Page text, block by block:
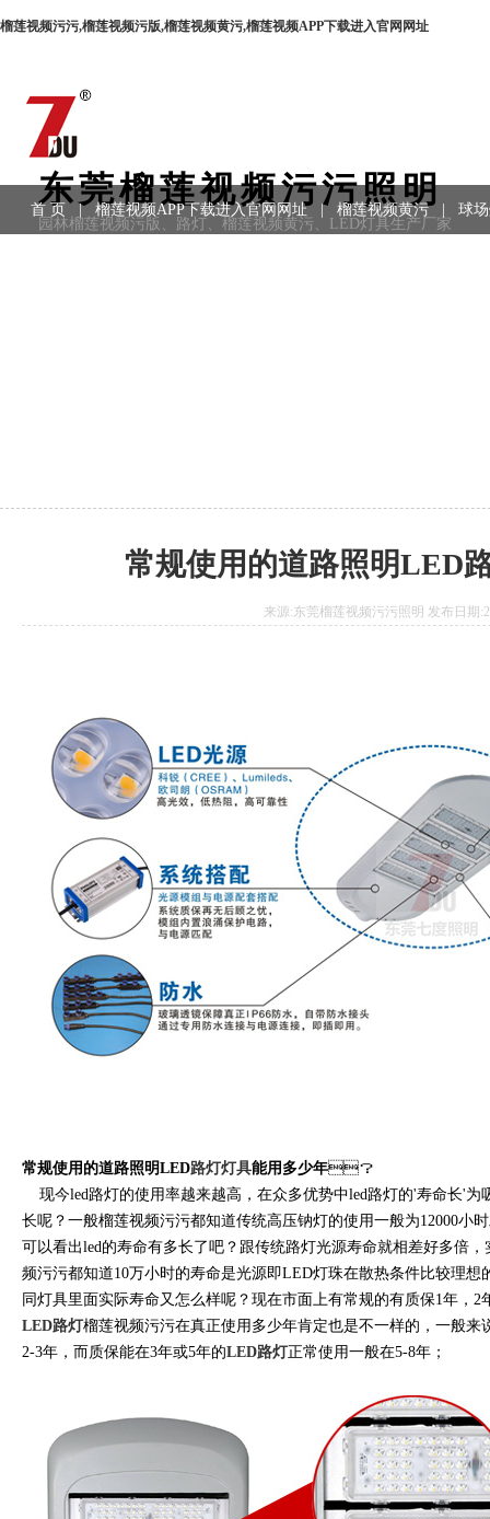
榴莲视频污污,榴莲视频污版,榴莲视频黄污,榴莲视频APP下载进入官网网址
东莞榴莲视频污污照明
园林榴莲视频污版、路灯、榴莲视频黄污、LED灯具生产厂家
首 页 | 榴莲视频APP下载进入官网网址 | 榴莲视频黄污 球
常规使用的道路照明LED
来源:东莞榴莲视频污污照明 发布日期
常规使用的道路照明LED路灯灯具能用多少年？
现今led路灯的使用率越来越高，在众多优势中led路灯的'寿命长'为
长呢？一般榴莲视频污污都知道传统高压钠灯的使用一般为12000小时
可以看出led的寿命有多长了吧？跟传统路灯光源寿命就相差好多倍
频污污都知道10万小时的寿命是光源即LED灯珠在散热条件比较理想
同灯具里面实际寿命又怎么样呢？现在市面上有常规的有质保1年，
LED路灯榴莲视频污污在真正使用多少年肯定也是不一样的，一
2-3年，而质保能在3年或5年的LED路灯正常使用一般在5-8年；